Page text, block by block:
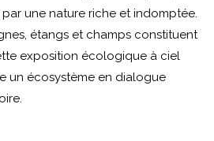
par une nature riche et indomptée.
étangs et champs constituent
exposition écologique à ciel
un écosystème en dialogue